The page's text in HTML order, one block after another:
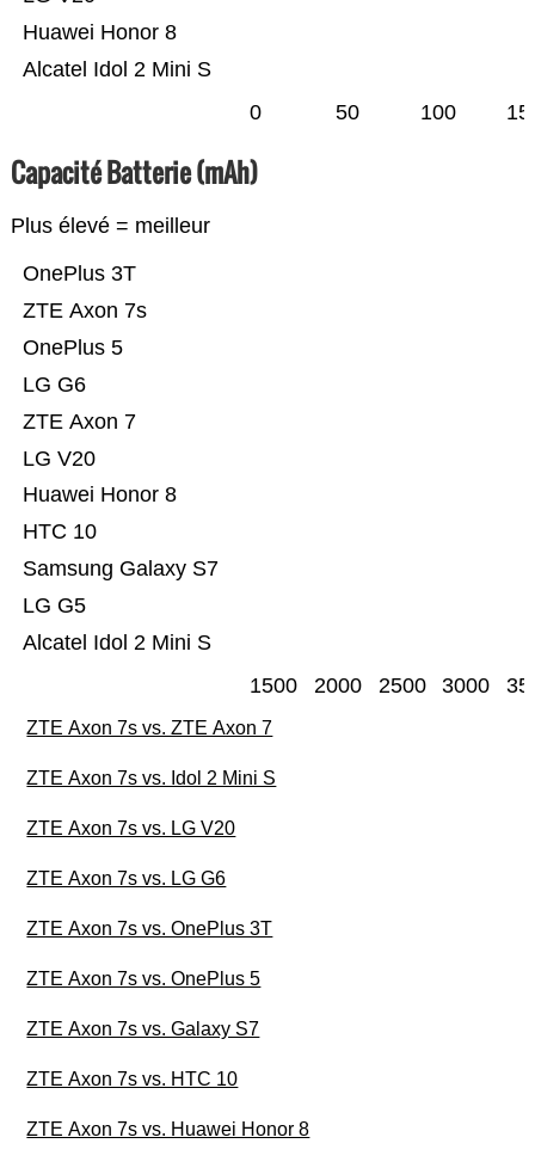
Alcatel Idol 2 Mini S
Huawei Honor 8
0 50 100
Capacité Batterie (mAh)
Plus élevé = meilleur
Alcatel Idol 2 Mini S
LG G5
Samsung Galaxy S7
HTC 10
Huawei Honor 8
LG V20
ZTE Axon 7
LG G6
OnePlus 5
ZTE Axon 7s
OnePlus 3T
1500 2000 2500 3000
ZTE Axon 7s vs. ZTE Axon 7
ZTE Axon 7s vs. Idol 2 Mini S
ZTE Axon 7s vs. LG V20
ZTE Axon 7s vs. LG G6
ZTE Axon 7s vs. OnePlus 3T
ZTE Axon 7s vs. OnePlus 5
ZTE Axon 7s vs. Galaxy S7
ZTE Axon 7s vs. HTC 10
ZTE Axon 7s vs. Huawei Honor 8